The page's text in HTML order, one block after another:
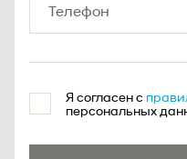
Я согласен с
персональных